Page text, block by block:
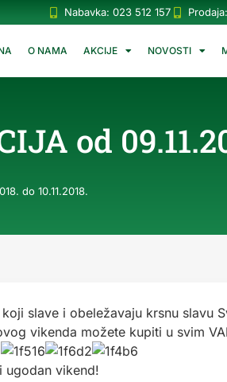
Nabavka: 023 512 157
O NAMA AKCIJE NOVOSTI
od
do 10.11.2018.
slave i obeležavaju krsnu slavu
vikenda možete kupiti u svim
ugodan vikend!